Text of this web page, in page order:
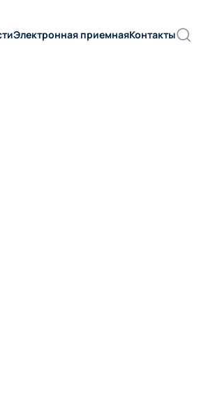
Электронная приемнаяКонтакты